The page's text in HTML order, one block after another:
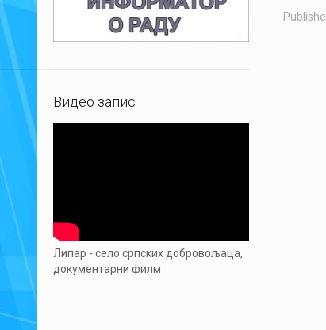
Видео запис
Липар - село српских добровољаца,
документарни филм